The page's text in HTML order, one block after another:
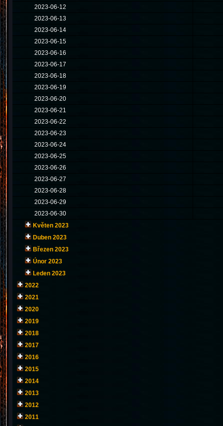
2023-06-12
2023-06-13
2023-06-14
2023-06-15
2023-06-16
2023-06-17
2023-06-18
2023-06-19
2023-06-20
2023-06-21
2023-06-22
2023-06-23
2023-06-24
2023-06-25
2023-06-26
2023-06-27
2023-06-28
2023-06-29
2023-06-30
Květen 2023
Duben 2023
Březen 2023
Únor 2023
Leden 2023
2022
2021
2020
2019
2018
2017
2016
2015
2014
2013
2012
2011